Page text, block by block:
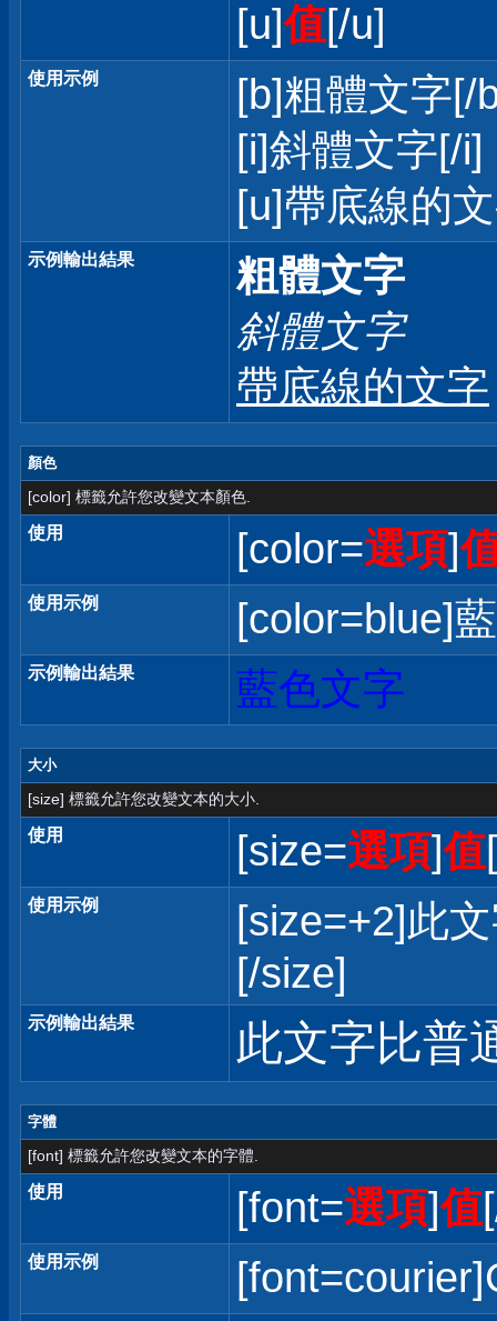
[u]值[/u]
使用示例
[b]粗體文字[/
[i]斜體文字[/i]
[u]帶底線的
示例輸出結果
粗體文字
斜體文字
帶底線的文字
顏色
[color] 標籤允許您改變文本顏色.
使用 [color=選項]
使用示例 [color=blue]
示例輸出結果 藍色文字
大小
[size] 標籤允許您改變文本的大小.
使用 [size=選項]值
使用示例
[size=+2]此
[/size]
示例輸出結果 此文字比普
字體
[font] 標籤允許您改變文本的字體.
使用 [font=選項]值
使用示例